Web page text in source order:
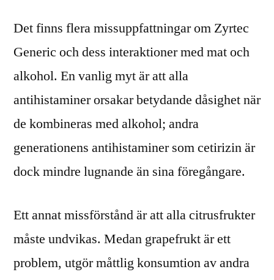
Det finns flera missuppfattningar om Zyrtec
Generic och dess interaktioner med mat och
alkohol. En vanlig myt är att alla
antihistaminer orsakar betydande dåsighet när
de kombineras med alkohol; andra
generationens antihistaminer som cetirizin är
dock mindre lugnande än sina föregångare.
Ett annat missförstånd är att alla citrusfrukter
måste undvikas. Medan grapefrukt är ett
problem, utgör måttlig konsumtion av andra